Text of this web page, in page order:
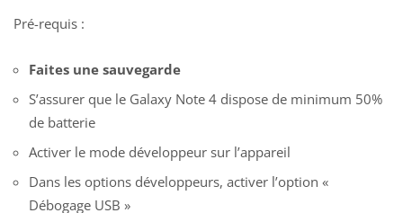
Pré-requis :
Faites une sauvegarde
S’assurer que le Galaxy Note 4 dispose de minimum 50%
de batterie
Activer le mode développeur sur l’appareil
Dans les options développeurs, activer l’option «
Débogage USB »